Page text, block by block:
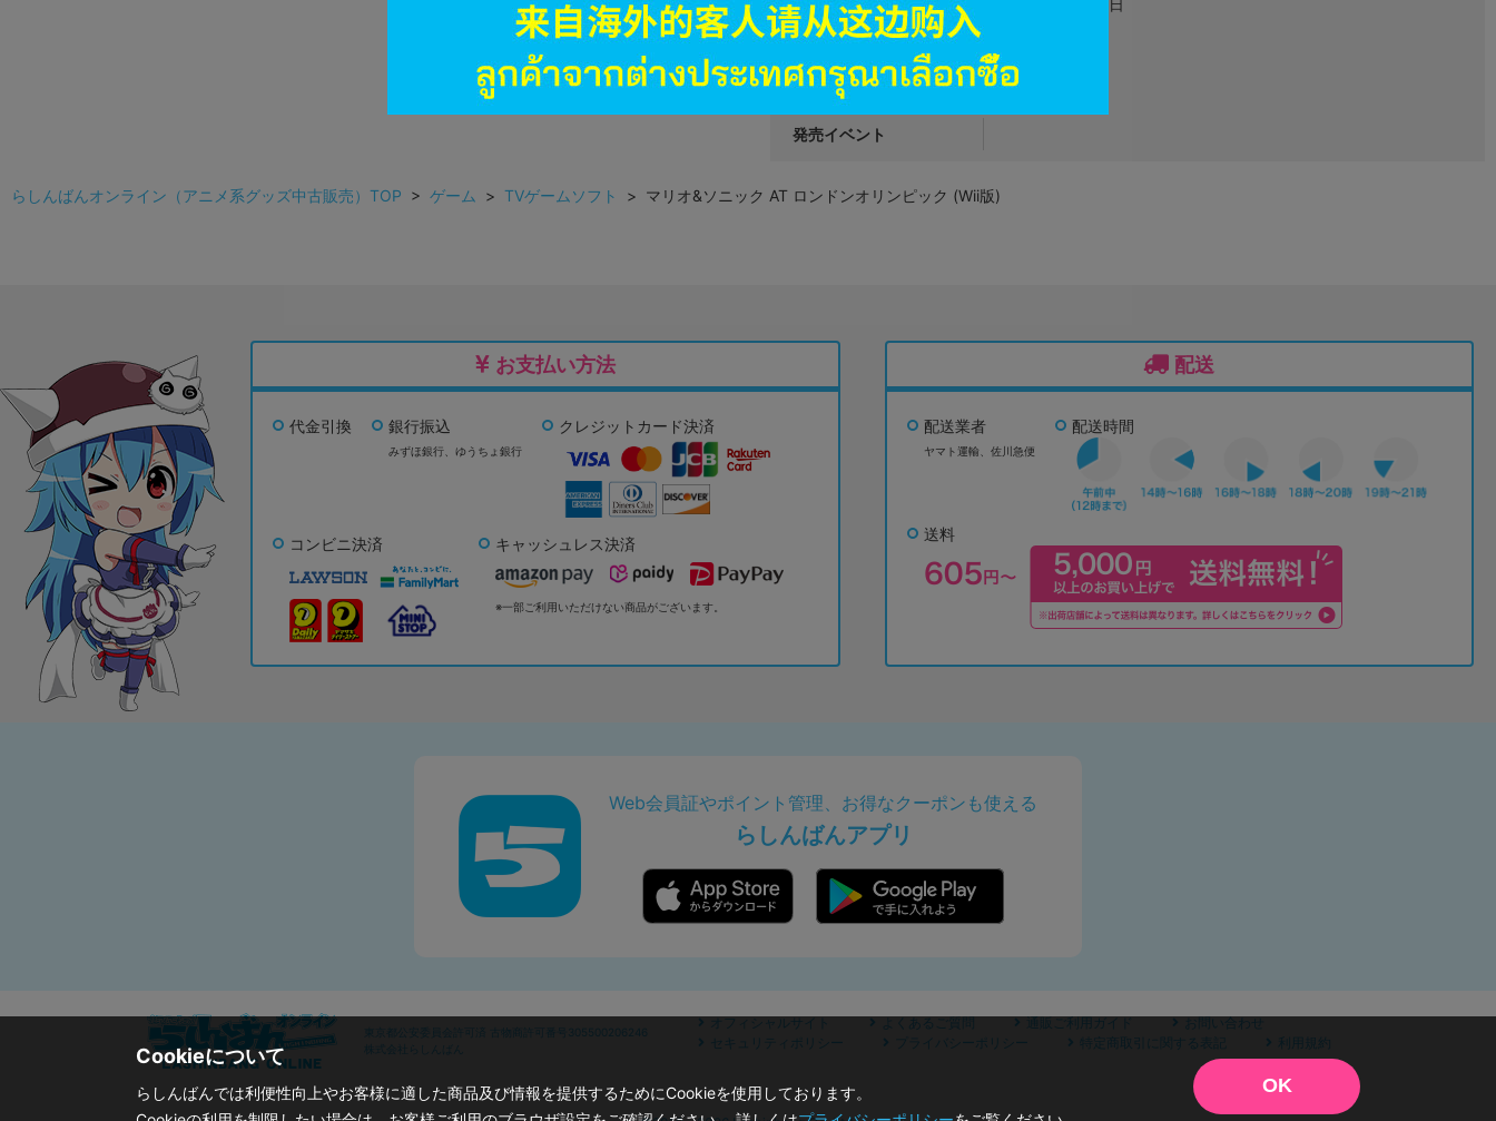
ハード
型番 RVL-P-SIIJ
発売イベント
らしんばんオンライン（アニメ系グッズ中古販売）TOP > ゲーム > TVゲームソフト > マリオ&ソニック AT ロンドンオリンピック (Wii版)
お支払い方法
代金引換 銀行振込
みずほ銀行、 ゆうちょ銀行
クレジットカード決済
コンビニ決済 キャッシュレス決済
※一部ご利用いただけない商品がございます。
配送
配送業者
ヤマト運輸、佐川急便
配送時間
送料
Web会員証やポイント管理、お得なクーポンも使える
らしんばんアプリ
東京都公安委員会許可済 古物商許可番号305500206246
株式会社らしんばん
オフィシャルサイト よくあるご質問 通販ご利用ガイド
お問い合わせ
セキュリティポリシー
プライバシーポリシー 特定商取引に関する表記 利用規約
Cookieについて
らしんばんでは利便性向上やお客様に適した商品及び情報を提供するためにCookieを使用しております。
OK